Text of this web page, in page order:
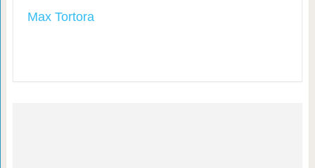
Max Tortora